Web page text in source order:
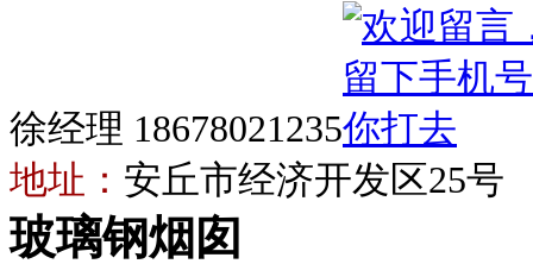
徐经理 18678021235
地址： 安丘市经济开发区25号
玻璃钢烟囱